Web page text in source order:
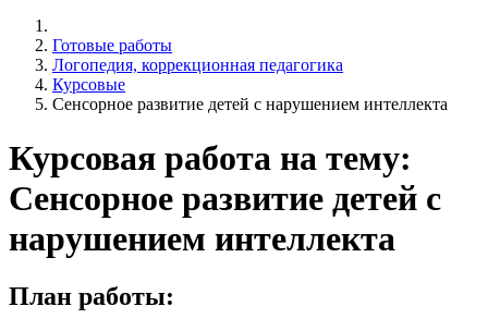
Готовые работы
Логопедия, коррекционная педагогика
Курсовые
Сенсорное развитие детей с нарушением интеллекта
Курсовая работа на тему:
Сенсорное развитие детей с
нарушением интеллекта
План работы: